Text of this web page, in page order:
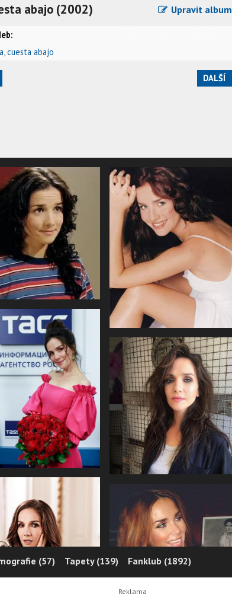
abajo (2002) Upravit album
cuesta abajo
DALŠÍ
(57) Tapety (139) Fanklub (1892)